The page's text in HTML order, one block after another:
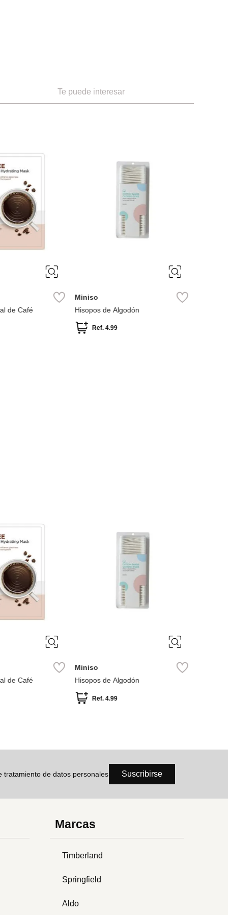
Te puede interesar
de Café
Miniso
Hisopos de Algodón
Ref.4.99
de Café
Miniso
Hisopos de Algodón
Ref.4.99
tratamiento de datos personales Suscribirse
Marcas
Timberland
Springfield
Aldo